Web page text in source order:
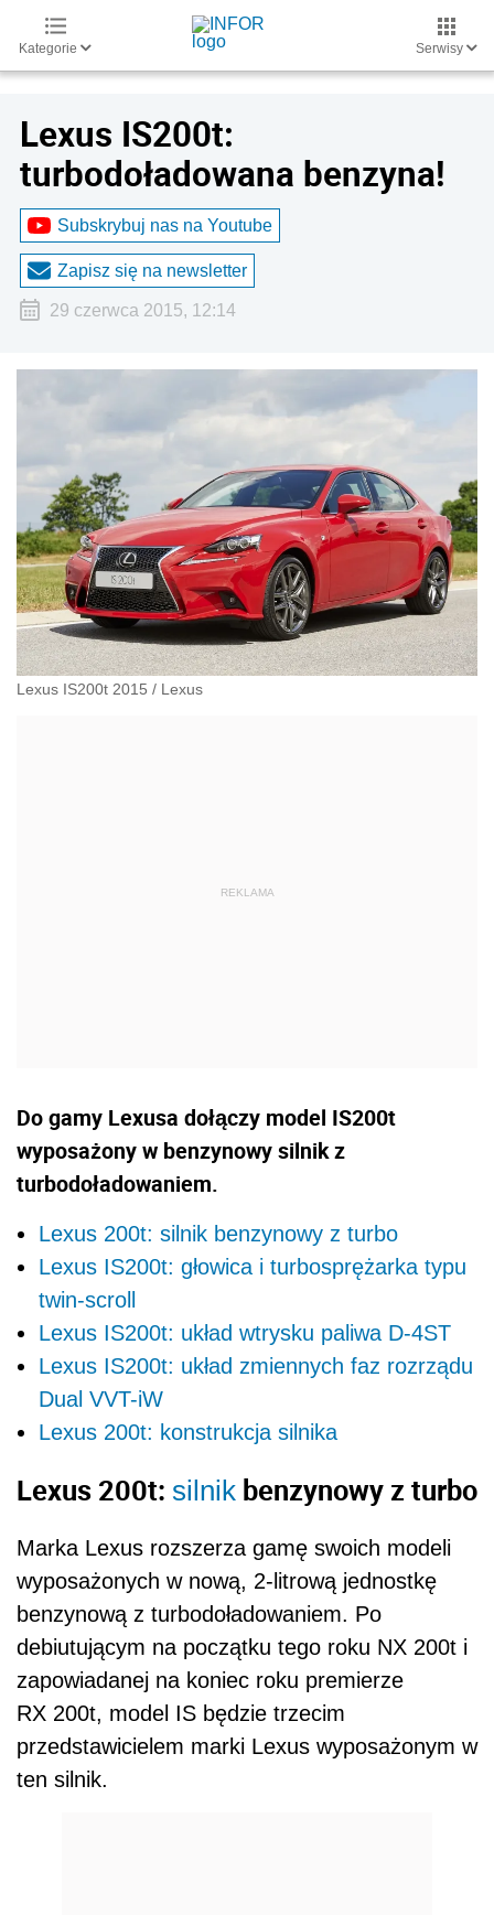
Kategorie Serwisy
Lexus IS200t:
turbodoładowana benzyna!
Subskrybuj nas na Youtube
Zapisz się na newsletter
29 czerwca 2015, 12:14
Lexus IS200t 2015 / Lexus
Do gamy Lexusa dołączy model IS200t
wyposażony w benzynowy silnik z
turbodoładowaniem.
Lexus 200t: silnik benzynowy z turbo
Lexus IS200t: głowica i turbosprężarka typu
twin-scroll
Lexus IS200t: układ wtrysku paliwa D-4ST
Lexus IS200t: układ zmiennych faz rozrządu
Dual VVT-iW
Lexus 200t: konstrukcja silnika
Lexus 200t: silnik benzynowy z turbo
Marka Lexus rozszerza gamę swoich modeli
wyposażonych w nową, 2-litrową jednostkę
benzynową z turbodoładowaniem. Po
debiutującym na początku tego roku NX 200t i
zapowiadanej na koniec roku premierze
RX 200t, model IS będzie trzecim
przedstawicielem marki Lexus wyposażonym w
ten silnik.